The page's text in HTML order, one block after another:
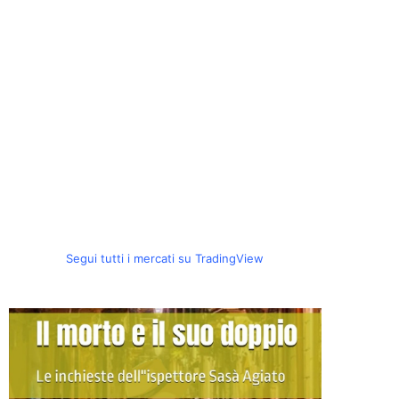
Segui tutti i mercati su TradingView